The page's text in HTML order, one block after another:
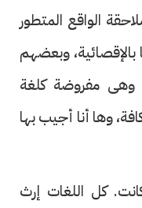
الواقع المتطور
بالإقصائية، وبعضهم
وهى مفروضة كلغة
وها أنا أجيب بها
كل اللغات إرث